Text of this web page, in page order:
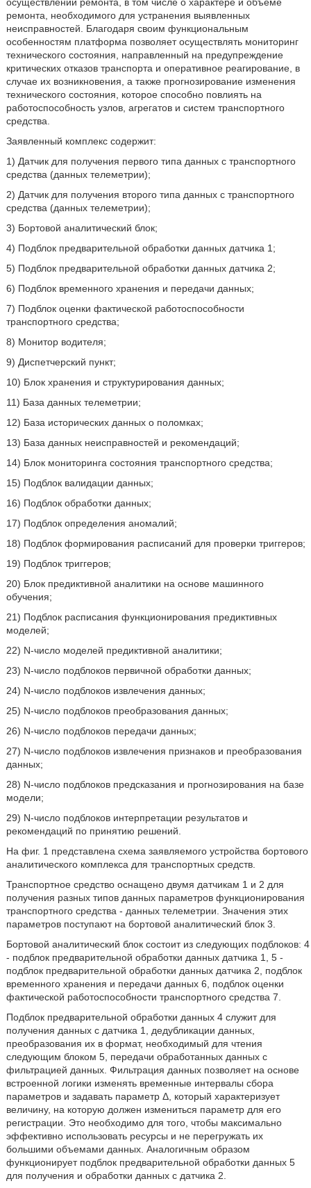
ремонта, необходимого для устранения выявленных
неисправностей. Благодаря своим функциональным
особенностям платформа позволяет осуществлять мониторинг
технического состояния, направленный на предупреждение
критических отказов транспорта и оперативное реагирование, в
случае их возникновения, а также прогнозирование изменения
технического состояния, которое способно повлиять на
работоспособность узлов, агрегатов и систем транспортного
средства.
Заявленный комплекс содержит:
1) Датчик для получения первого типа данных с транспортного
средства (данных телеметрии);
2) Датчик для получения второго типа данных с транспортного
средства (данных телеметрии);
3) Бортовой аналитический блок;
4) Подблок предварительной обработки данных датчика 1;
5) Подблок предварительной обработки данных датчика 2;
6) Подблок временного хранения и передачи данных;
7) Подблок оценки фактической работоспособности
транспортного средства;
8) Монитор водителя;
9) Диспетчерский пункт;
10) Блок хранения и структурирования данных;
11) База данных телеметрии;
12) База исторических данных о поломках;
13) База данных неисправностей и рекомендаций;
14) Блок мониторинга состояния транспортного средства;
15) Подблок валидации данных;
16) Подблок обработки данных;
17) Подблок определения аномалий;
18) Подблок формирования расписаний для проверки триггеров;
19) Подблок триггеров;
20) Блок предиктивной аналитики на основе машинного
обучения;
21) Подблок расписания функционирования предиктивных
моделей;
22) N-число моделей предиктивной аналитики;
23) N-число подблоков первичной обработки данных;
24) N-число подблоков извлечения данных;
25) N-число подблоков преобразования данных;
26) N-число подблоков передачи данных;
27) N-число подблоков извлечения признаков и преобразования
данных;
28) N-число подблоков предсказания и прогнозирования на базе
модели;
29) N-число подблоков интерпретации результатов и
рекомендаций по принятию решений.
На фиг. 1 представлена схема заявляемого устройства бортового
аналитического комплекса для транспортных средств.
Транспортное средство оснащено двумя датчикам 1 и 2 для
получения разных типов данных параметров функционирования
транспортного средства - данных телеметрии. Значения этих
параметров поступают на бортовой аналитический блок 3.
Бортовой аналитический блок состоит из следующих подблоков: 4
- подблок предварительной обработки данных датчика 1, 5 -
подблок предварительной обработки данных датчика 2, подблок
временного хранения и передачи данных 6, подблок оценки
фактической работоспособности транспортного средства 7.
Подблок предварительной обработки данных 4 служит для
получения данных с датчика 1, дедубликации данных,
преобразования их в формат, необходимый для чтения
следующим блоком 5, передачи обработанных данных с
фильтрацией данных. Фильтрация данных позволяет на основе
встроенной логики изменять временные интервалы сбора
параметров и задавать параметр Δ, который характеризует
величину, на которую должен измениться параметр для его
регистрации. Это необходимо для того, чтобы максимально
эффективно использовать ресурсы и не перегружать их
большими объемами данных. Аналогичным образом
функционирует подблок предварительной обработки данных 5
для получения и обработки данных с датчика 2.